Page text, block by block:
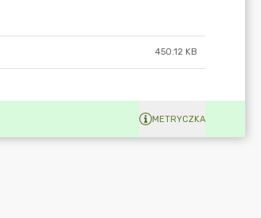
450.12 KB
METRYCZKA